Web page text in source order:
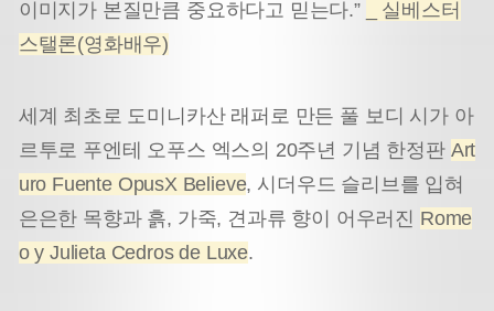
이미지가 본질만큼 중요하다고 믿는다.”
_ 실베스터
스탤론(영화배우)
세계 최초로 도미니카산 래퍼로 만든 풀 보디 시가 아
르투로 푸엔테 오푸스 엑스의 20주년 기념 한정판 Art
uro Fuente OpusX Believe, 시더우드 슬리브를 입혀
은은한 목향과 흙, 가죽, 견과류 향이 어우러진 Rome
o y Julieta Cedros de Luxe.